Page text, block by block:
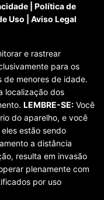
Política de
Uso Aviso Legal
e rastrear
para os
de menores de idade.
localização dos
LEMBRE-SE: Você
do aparelho, e você
estão sendo
a distância
resulta em invasão
plenamente com
por uso